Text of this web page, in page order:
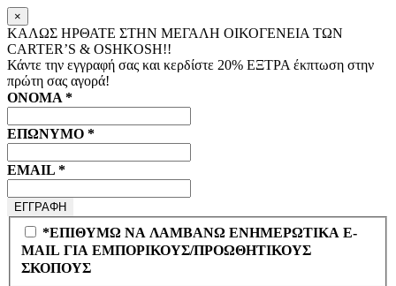
×
ΚΑΛΩΣ ΗΡΘΑΤΕ ΣΤΗΝ ΜΕΓΑΛΗ ΟΙΚΟΓΕΝΕΙΑ ΤΩΝ
CARTER’S & OSHKOSH!!
Κάντε την εγγραφή σας και κερδίστε 20% ΕΞΤΡΑ έκπτωση στην
πρώτη σας αγορά!
ΟΝΟΜΑ *
ΕΠΩΝΥΜΟ *
EMAIL *
*ΕΠΙΘΥΜΩ ΝΑ ΛΑΜΒΑΝΩ ΕΝΗΜΕΡΩΤΙΚΑ E-
MAIL ΓΙΑ ΕΜΠΟΡΙΚΟΥΣ/ΠΡΟΩΘΗΤΙΚΟΥΣ
ΣΚΟΠΟΥΣ